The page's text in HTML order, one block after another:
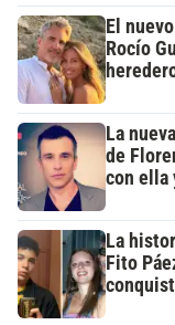
El
Rocío
La
de
con ella
La
Fito